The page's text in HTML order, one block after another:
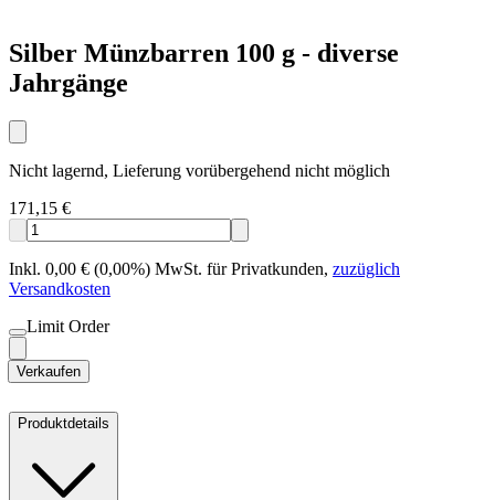
Silber Münzbarren 100 g - diverse
Jahrgänge
Nicht lagernd, Lieferung vorübergehend nicht möglich
171,15 €
Inkl. 0,00 € (0,00%) MwSt. für Privatkunden, zuzüglich
Versandkosten
Limit Order
Verkaufen
Produktdetails